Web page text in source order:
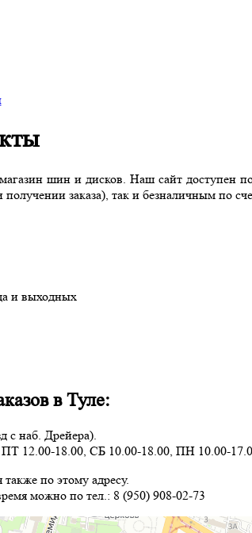
шин и дисков. Наш сайт доступен
заказа), так и безналичным по
и выходных
в Туле:
с наб. Дрейера).
ПТ 12.00-18.00, СБ 10.00-18.00, ПН 10.00-
по этому адресу.
можно по тел.: 8 (950) 908-02-73